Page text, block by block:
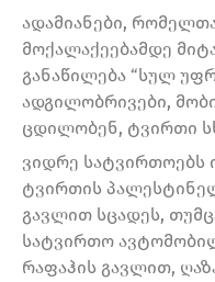
ადამიანები,
მოქალაქეებამდე
განაწილება “სულ
ადგილობრივები,
ცდილობენ, ტვირთი
ვიდრე სატვირთოებს
ტვირთის
გავლით სცადეს,
სატვირთო
რაფაჰის გავლით,